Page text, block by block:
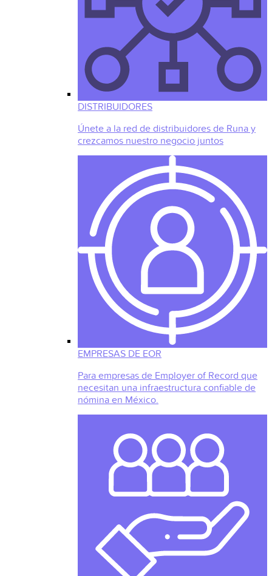
DISTRIBUIDORES
Únete a la red de distribuidores de Runa y
crezcamos nuestro negocio juntos
EMPRESAS DE EOR
Para empresas de Employer of Record que
necesitan una infraestructura confiable de
nómina en México.